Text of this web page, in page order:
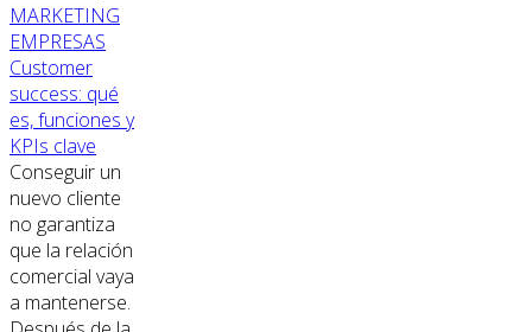
MARKETING
EMPRESAS
Customer
success: qué
es, funciones y
KPIs clave
Conseguir un
nuevo cliente
no garantiza
que la relación
comercial vaya
a mantenerse.